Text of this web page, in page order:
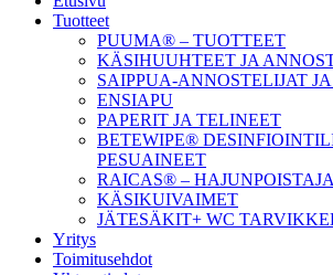
Tuotteet
PUUMA® – TUOTTEET
KÄSIHUUHTEET JA
SAIPPUA-ANNOSTELIJAT
ENSIAPU
PAPERIT JA TELINEET
BETEWIPE®
PESUAINEET
RAICAS® –
KÄSIKUIVAIMET
JÄTESÄKIT+ WC
Yritys
Toimitusehdot